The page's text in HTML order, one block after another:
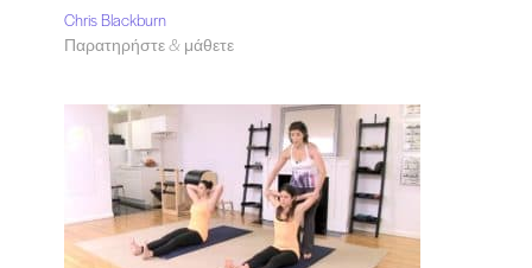
Chris Blackburn
Παρατηρήστε & μάθετε